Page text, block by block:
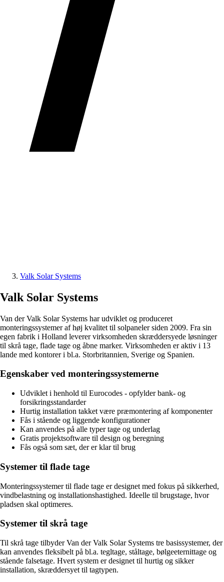
Valk Solar Systems
Valk Solar Systems
Van der Valk Solar Systems har udviklet og produceret
monteringssystemer af høj kvalitet til solpaneler siden 2009. Fra sin
egen fabrik i Holland leverer virksomheden skræddersyede løsninger
til skrå tage, flade tage og åbne marker. Virksomheden er aktiv i 13
lande med kontorer i bl.a. Storbritannien, Sverige og Spanien.
Egenskaber ved monteringssystemerne
Udviklet i henhold til Eurocodes - opfylder bank- og
forsikringsstandarder
Hurtig installation takket være præmontering af komponenter
Fås i stående og liggende konfigurationer
Kan anvendes på alle typer tage og underlag
Gratis projektsoftware til design og beregning
Fås også som sæt, der er klar til brug
Systemer til flade tage
Monteringssystemer til flade tage er designet med fokus på sikkerhed,
vindbelastning og installationshastighed. Ideelle til brugstage, hvor
pladsen skal optimeres.
Systemer til skrå tage
Til skrå tage tilbyder Van der Valk Solar Systems tre basissystemer, der
kan anvendes fleksibelt på bl.a. tegltage, ståltage, bølgeeternittage og
stående falsetage. Hvert system er designet til hurtig og sikker
installation, skræddersyet til tagtypen.